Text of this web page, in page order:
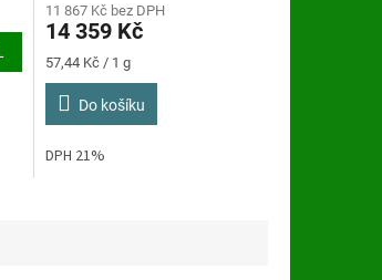
11 867 Kč bez DPH
14 359 Kč
Měrná
cena:
57,44 Kč / 1 g
Do košíku
DPH 21%